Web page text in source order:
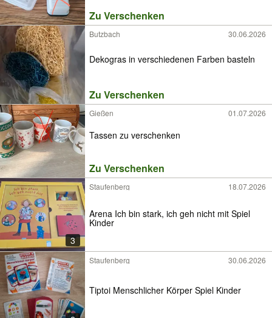
Zu Verschenken
Butzbach 30.06.2026
Dekogras in verschiedenen Farben basteln
Zu Verschenken
Gießen 01.07.2026
Tassen zu verschenken
Zu Verschenken
3
Staufenberg 18.07.2026
Arena Ich bin stark, ich geh nicht mit Spiel
Kinder
Staufenberg 30.06.2026
Tiptoi Menschlicher Körper Spiel Kinder